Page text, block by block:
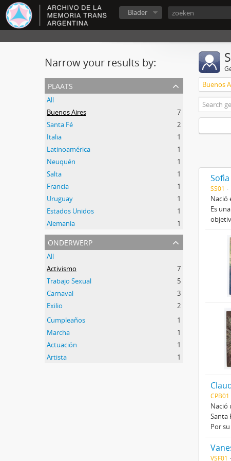
Blader
Narrow your results by:
plaats
All
Buenos Aires
7
Santa Fé
2
Italia
1
Latinoamérica
1
Neuquén
1
Salta
1
Francia
1
Uruguay
1
Estados Unidos
1
Alemania
1
onderwerp
All
Activismo
7
Trabajo Sexual
5
Carnaval
3
Exilio
2
1
Cumpleaños
1
Marcha
1
Actuación
1
Artista
1
Buenos
SS01
Nació
Es
CPB01
Nació
Santa
Por
VSF01